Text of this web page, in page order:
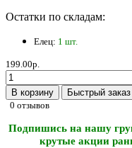
Остатки по складам:
Елец: 1 шт.
199.00р.
В корзину
Быстрый заказ
0 отзывов
Подпишись на нашу
крутые акции